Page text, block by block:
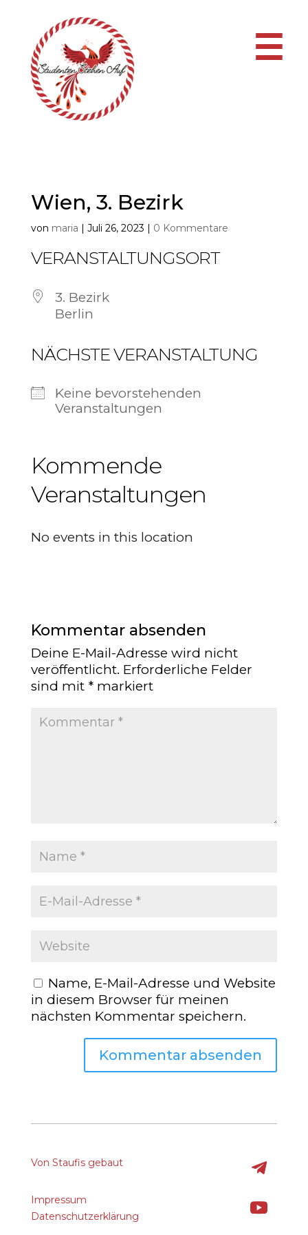
☰
Wien, 3. Bezirk
von maria | Juli 26, 2023 | 0 Kommentare
VERANSTALTUNGSORT
3. Bezirk
Berlin
NÄCHSTE VERANSTALTUNG
Keine bevorstehenden
Veranstaltungen
Kommende
Veranstaltungen
No events in this location
Kommentar absenden
Deine E-Mail-Adresse wird nicht
veröffentlicht. Erforderliche Felder
sind mit *markiert
Name, E-Mail-Adresse und Website
in diesem Browser für meinen
nächsten Kommentar speichern.
Von Staufis gebaut
Impressum
Datenschutzerklärung